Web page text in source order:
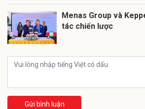
Menas Group và
tác chiến lược
Gửi bình luận